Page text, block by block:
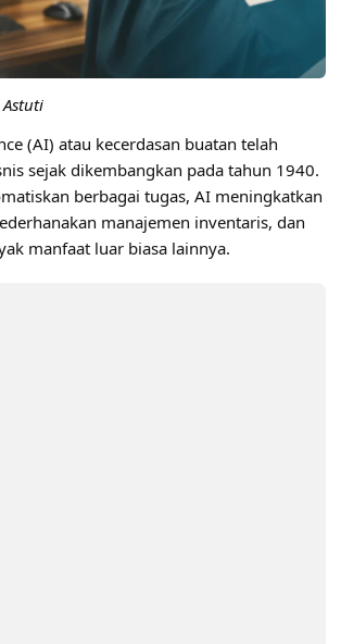
(AI) atau kecerdasan buatan telah
sejak dikembangkan pada tahun 1940.
berbagai tugas, AI meningkatkan
manajemen inventaris, dan
manfaat luar biasa lainnya.